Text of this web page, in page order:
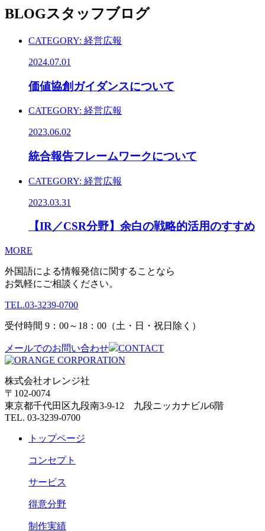
BLOGスタッフブログ
CATEGORY: 経営広報
2024.07.01
価値協創ガイダンスについて
CATEGORY: 経営広報
2023.06.02
統合報告フレームワークについて
CATEGORY: 経営広報
2023.03.31
【IR／CSR分野】余白の戦略的活用のすすめ
MORE
外国語による情報発信に関することなら
お気軽にご相談ください。
TEL.03-3239-0700
受付時間 9：00～18：00（土・日・祝日除く）
メールでのお問い合わせ CONTACT
株式会社オレンジ社
〒102-0074
東京都千代田区九段南3-9-12 九段ニッカナビル6階
TEL. 03-3239-0700
トップページ
コンセプト
サービス
得意分野
制作実績